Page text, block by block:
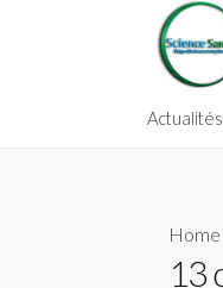
Actualités
Home
13